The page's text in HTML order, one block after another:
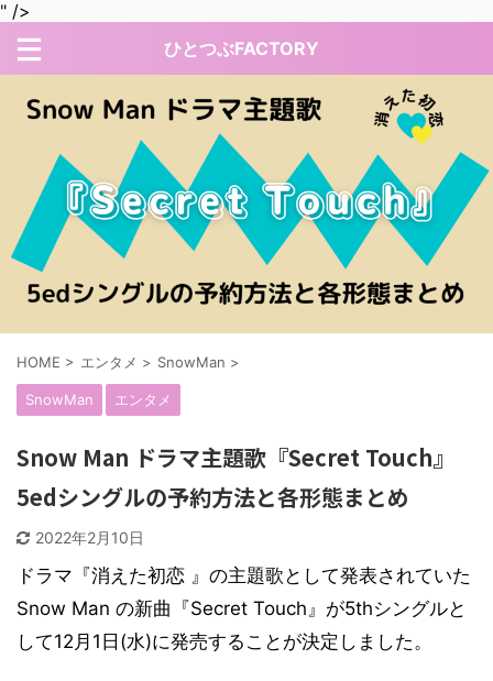
" />
ひとつぶFACTORY
HOME > エンタメ > SnowMan >
SnowMan エンタメ
Snow Man ドラマ主題歌『Secret Touch』
5edシングルの予約方法と各形態まとめ
2022年2月10日
ドラマ『消えた初恋 』の主題歌として発表されていた
Snow Man の新曲『Secret Touch』が5thシングルと
して12月1日(水)に発売することが決定しました。